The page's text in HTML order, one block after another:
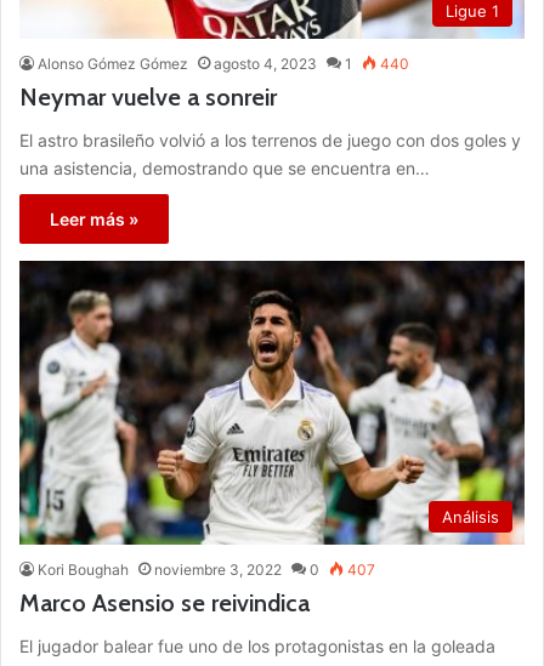
Ligue 1
Alonso Gómez Gómez agosto 4, 2023 1 440
Neymar vuelve a sonreir
El astro brasileño volvió a los terrenos de juego con dos goles y
una asistencia, demostrando que se encuentra en…
Leer más »
Análisis
Kori Boughah noviembre 3, 2022 0 407
Marco Asensio se reivindica
El jugador balear fue uno de los protagonistas en la goleada